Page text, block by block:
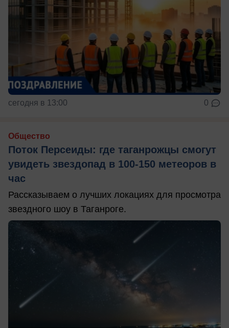
сегодня в 13:00 0
Общество
Поток Персеиды: где таганрожцы смогут
увидеть звездопад в 100-150 метеоров в
час
Рассказываем о лучших локациях для просмотра
звездного шоу в Таганроге.